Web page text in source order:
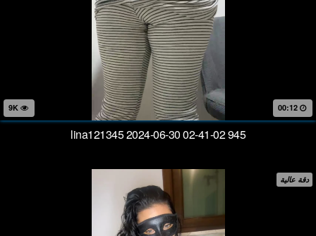
00:12
lina121345 2024-06-30 02-41-02 945
دقة عالية